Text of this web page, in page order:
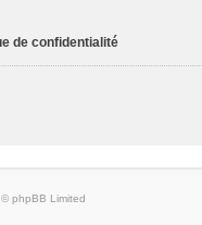
de confidentialité
phpBB Limited